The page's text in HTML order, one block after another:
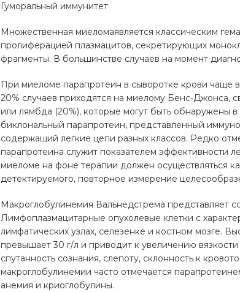
Гуморальный иммунитет
Множественная миеломаявляется классическим
пролиферацией плазмацитов, секретирующих
фрагменты. В большинстве случаев на момент
При миеломе парапротеин в сыворотке крови чаще
20% случаев приходятся на миелому Бенс-Джонса,
или лямбда (20%), которые могут быть обнаружены
биклональный парапротеин, представленный
содержащий легкие цепи разных классов. Редко
парапротеина служит показателем
миеломе на фоне терапии должен осуществляться
детектируемого, повторное измерение
Макроглобулинемия Вальнедстрема представляет
Лимфоплазмацитарные опухолевые клетки с
лимфатических узлах, селезенке и костном мозге.
превышает 30 г/л и приводит к увеличению
спутанность сознания, слепоту, склонность к
макроглобулинемии часто отмечается
анемия и криоглобулины.